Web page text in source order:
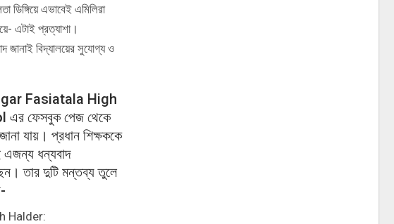
এভাবেই এমিলিরা
এটাই প্রত্যাশা।
জানাই বিদ্যালয়ের সুযোগ্য ও
Fasiatala High
এর ফেসবুক পেজ থেকে
যায়। প্রধান শিক্ষককে
ধন্যবাদ
তার দুটি মন্তব্য তুলে
Halder: